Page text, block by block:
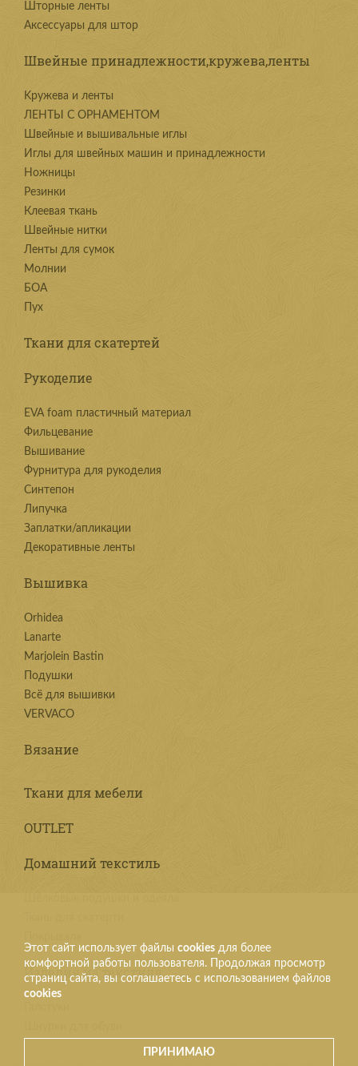
Этот сайт использует файлы cookies для более
комфортной работы пользователя. Продолжая просмотр
страниц сайта, вы соглашаетесь с использованием файлов
cookies
ПРИНИМАЮ
Шторные ленты
Аксессуары для штор
Швейные принадлежности,кружева,ленты
Kружева и ленты
ЛЕНТЫ С ОРНАМЕНТОМ
Швейные и вышивальные иглы
Иглы для швейных машин и принадлежности
Ножницы
Резинки
Клеевая ткань
Швейные нитки
Ленты для сумок
Молнии
БОА
Пух
Ткани для скатертей
Рукоделие
EVA foam пластичный материал
Фильцевание
Вышивание
Фурнитура для рукоделия
Синтепон
Липучка
Заплатки/апликации
Декоративные ленты
Вышивка
Orhidea
Lanarte
Marjolein Bastin
Подушки
Всё для вышивки
VERVACO
Вязание
Ткани для мебели
OUTLET
Домашний текстиль
Изделия из текстиля